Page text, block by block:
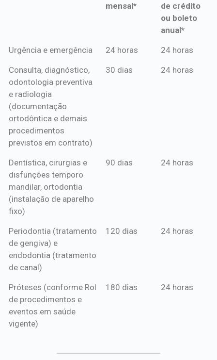
mensal*
de crédito
ou boleto
anual*
*Procedimentos Amil
*Pagamento
mensal*
*Pagamento
de crédito
Urgência e emergência 24 horas 24 horas
Consulta, diagnóstico,
odontologia preventiva
e radiologia
(documentação
ortodôntica e demais
procedimentos
previstos em contrato)
30 dias 24 horas
Dentística, cirurgias e
disfunções temporo
mandilar, ortodontia
(instalação de aparelho
fixo)
90 dias 24 horas
Periodontia (tratamento
de gengiva) e
endodontia (tratamento
de canal)
120 dias 24 horas
Próteses (conforme Rol
de procedimentos e
eventos em saúde
vigente)
180 dias 24 horas